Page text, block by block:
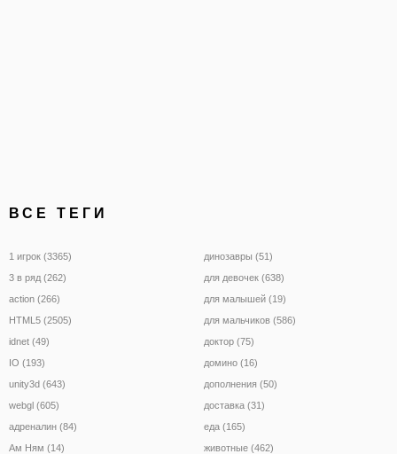
ВСЕ ТЕГИ
1 игрок (3365)
3 в ряд (262)
action (266)
HTML5 (2505)
idnet (49)
IO (193)
unity3d (643)
webgl (605)
адреналин (84)
Ам Ням (14)
динозавры (51)
для девочек (638)
для малышей (19)
для мальчиков (586)
доктор (75)
домино (16)
дополнения (50)
доставка (31)
еда (165)
животные (462)